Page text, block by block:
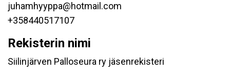
juhamhyyppa@hotmail.com
+358440517107
Rekisterin nimi
Siilinjärven Palloseura ry jäsenrekisteri